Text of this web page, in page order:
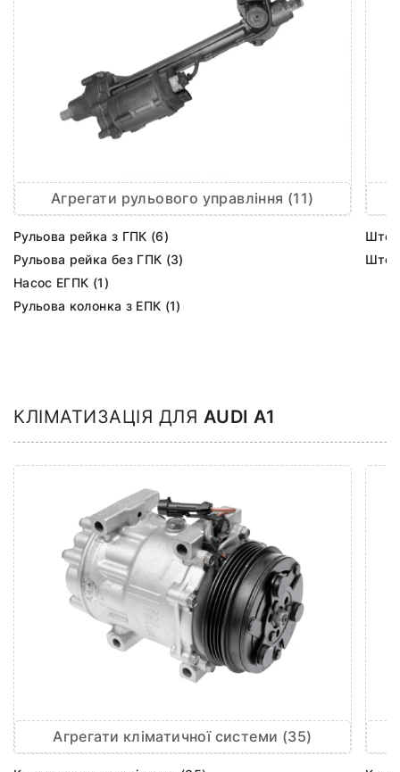
Агрегати рульового управління (11)
Рульова рейка з ГПК (6)
Рульова рейка без ГПК (3)
Насос ЕГПК (1)
Рульова колонка з ЕПК (1)
Шток
Шток
КЛІМАТИЗАЦІЯ ДЛЯ AUDI A1
Агрегати кліматичної системи (35)